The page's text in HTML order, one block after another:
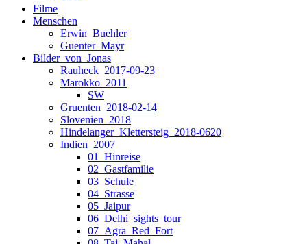
Filme
Menschen
Erwin_Buehler
Guenter_Mayr
Bilder_von_Jonas
Rauheck_2017-09-23
Marokko_2011
SW
Gruenten_2018-02-14
Slovenien_2018
Hindelanger_Klettersteig_2018-0620
Indien_2007
01_Hinreise
02_Gastfamilie
03_Schule
04_Strasse
05_Jaipur
06_Delhi_sights_tour
07_Agra_Red_Fort